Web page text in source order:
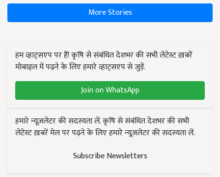
More Stories
हम व्हाट्सएप पर हैं! कृषि से संबंधित देशभर की सभी लेटेस्ट ख़बरें
मोबाइल में पढ़ने के लिए हमारे व्हाट्सएप से जुड़ें.
Join on WhatsApp
हमारे न्यूज़लेटर की सदस्यता लें. कृषि से संबंधित देशभर की सभी
लेटेस्ट ख़बरें मेल पर पढ़ने के लिए हमारे न्यूज़लेटर की सदस्यता लें.
Subscribe Newsletters